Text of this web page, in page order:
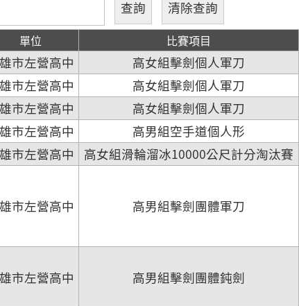
單位 比賽項目
市左營高中 高女組擊劍個人軍刀
市左營高中 高女組擊劍個人軍刀
市左營高中 高女組擊劍個人軍刀
市左營高中 高男組空手道個人形
市左營高中 高女組滑輪溜冰10000公尺計分淘汰賽
市左營高中 高男組擊劍團體軍刀
市左營高中 高男組擊劍團體鈍劍